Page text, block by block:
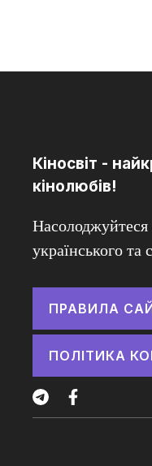
Кіносвіт -
кінолюбів!
українського та
ПРАВИЛА
ПОЛІТИКА